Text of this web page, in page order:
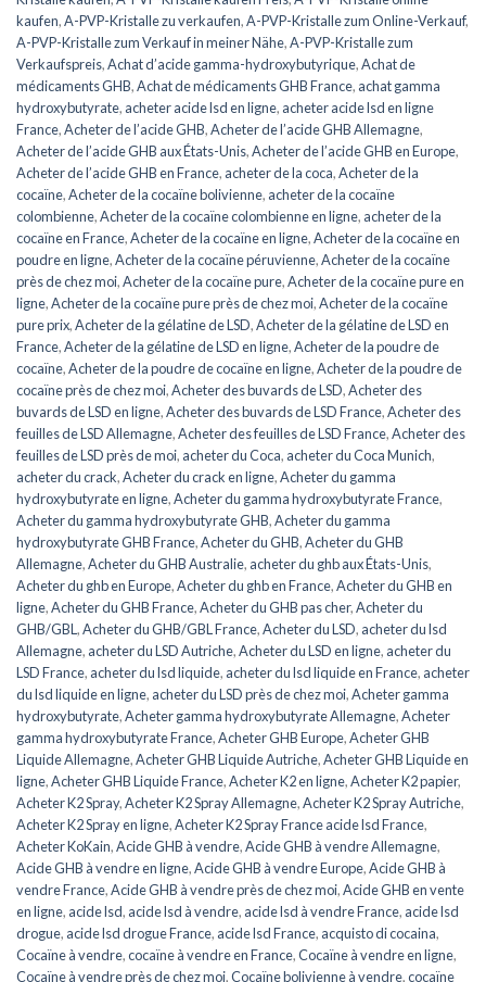
kaufen,A-PVP-Kristalle zu verkaufen,A-PVP-Kristalle zum Online-Verkauf,
A-PVP-Kristalle zum Verkauf in meiner Nähe,A-PVP-Kristalle zum
Verkaufspreis,Achat d’acide gamma-hydroxybutyrique,Achat de
médicaments GHB,Achat de médicaments GHB France, achat gamma
hydroxybutyrate, acheter acide lsd en ligne, acheter acide lsd en ligne
France,Acheter de l’acide GHB,Acheter de l’acide GHB Allemagne,
Acheter de l’acide GHB aux États-Unis,Acheter de l’acide GHB en Europe,
Acheter de l’acide GHB en France, acheter de la coca,Acheter de la
cocaïne,Acheter de la cocaïne bolivienne, acheter de la cocaïne
colombienne,Acheter de la cocaïne colombienne en ligne, acheter de la
cocaïne en France,Acheter de la cocaïne en ligne,Acheter de la cocaïne en
poudre en ligne,Acheter de la cocaïne péruvienne,Acheter de la cocaïne
près de chez moi,Acheter de la cocaïne pure,Acheter de la cocaïne pure en
ligne,Acheter de la cocaïne pure près de chez moi,Acheter de la cocaïne
pure prix,Acheter de la gélatine de LSD,Acheter de la gélatine de LSD en
France,Acheter de la gélatine de LSD en ligne,Acheter de la poudre de
cocaïne,Acheter de la poudre de cocaïne en ligne,Acheter de la poudre de
cocaïne près de chez moi,Acheter des buvards de LSD,Acheter des
buvards de LSD en ligne,Acheter des buvards de LSD France,Acheter des
feuilles de LSD Allemagne,Acheter des feuilles de LSD France,Acheter des
feuilles de LSD près de moi, acheter du Coca, acheter du Coca Munich,
acheter du crack,Acheter du crack en ligne,Acheter du gamma
hydroxybutyrate en ligne,Acheter du gamma hydroxybutyrate France,
Acheter du gamma hydroxybutyrate GHB,Acheter du gamma
hydroxybutyrate GHB France,Acheter du GHB,Acheter du GHB
Allemagne,Acheter du GHB Australie, acheter du ghb aux États-Unis,
Acheter du ghb en Europe,Acheter du ghb en France,Acheter du GHB en
ligne,Acheter du GHB France,Acheter du GHB pas cher,Acheter du
GHB/GBL ,Acheter du GHB/GBL France,Acheter du LSD, acheter du lsd
Allemagne, acheter du LSD Autriche,Acheter du LSD en ligne, acheter du
LSD France, acheter du lsd liquide, acheter du lsd liquide en France, acheter
du lsd liquide en ligne, acheter du LSD près de chez moi,Acheter gamma
hydroxybutyrate,Acheter gamma hydroxybutyrate Allemagne,Acheter
gamma hydroxybutyrate France,Acheter GHB Europe,Acheter GHB
Liquide Allemagne,Acheter GHB Liquide Autriche,Acheter GHB Liquide en
ligne,Acheter GHB Liquide France,Acheter K2 en ligne,Acheter K2 papier,
Acheter K2 Spray,Acheter K2 Spray Allemagne,Acheter K2 Spray Autriche,
Acheter K2 Spray en ligne,Acheter K2 Spray France acide lsd France,
Acheter KoKain,Acide GHB à vendre,Acide GHB à vendre Allemagne,
Acide GHB à vendre en ligne,Acide GHB à vendre Europe,Acide GHB à
vendre France,Acide GHB à vendre près de chez moi,Acide GHB en vente
en ligne, acide lsd, acide lsd à vendre, acide lsd à vendre France, acide lsd
drogue, acide lsd drogue France, acide lsd France, acquisto di cocaina,
Cocaïne à vendre,cocaïne à vendre en France,Cocaïne à vendre en ligne,
Cocaïne à vendre près de chez moi,Cocaïne bolivienne à vendre,cocaïne